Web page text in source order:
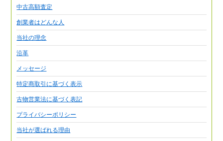
中古高額査定
創業者はどんな人
当社の理念
沿革
メッセージ
特定商取引に基づく表示
古物営業法に基づく表記
プライバシーポリシー
当社が選ばれる理由